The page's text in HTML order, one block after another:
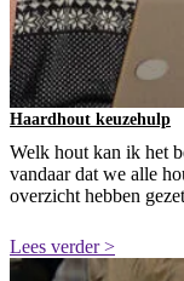
Haardhout keuzehulp
Welk hout kan ik het
vandaar dat we alle
overzicht hebben
Lees verder >